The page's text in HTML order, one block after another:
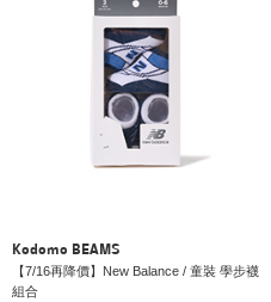
Kodomo BEAMS
【7/16再降價】New Balance / 童裝 學步襪
組合